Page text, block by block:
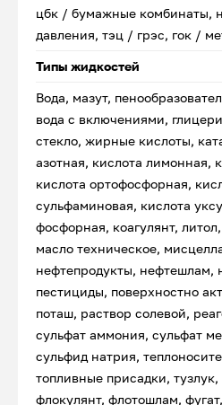
цбк / бумажные комбинаты,
давления, тэц / грэс, гок /
Типы жидкостей
Вода, мазут,
вода с включениями,
стекло, жирные кислоты,
азотная, кислота лимонная,
кислота ортофосфорная,
сульфаминовая, кислота
фосфорная, коагулянт,
масло техническое,
нефтепродукты, нефтешлам,
пестициды, поверхностно
поташ, раствор солевой,
сульфат аммония, сульфат
сульфид натрия,
топливные присадки,
флокулянт, флотошлам,